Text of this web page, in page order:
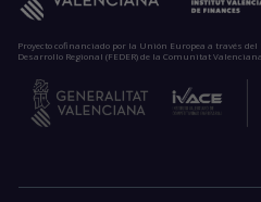
Proyecto cofinanciado por la Unión Europea a través
Desarrollo Regional (FEDER) de la Comunitat